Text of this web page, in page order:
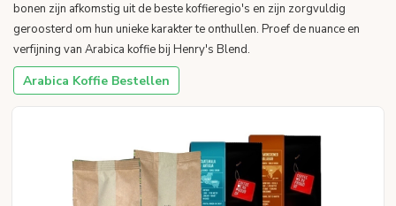
bonen zijn afkomstig uit de beste koffieregio's en zijn zorgvuldig
geroosterd om hun unieke karakter te onthullen. Proef de nuance en
verfijning van Arabica koffie bij Henry's Blend.
Arabica Koffie Bestellen